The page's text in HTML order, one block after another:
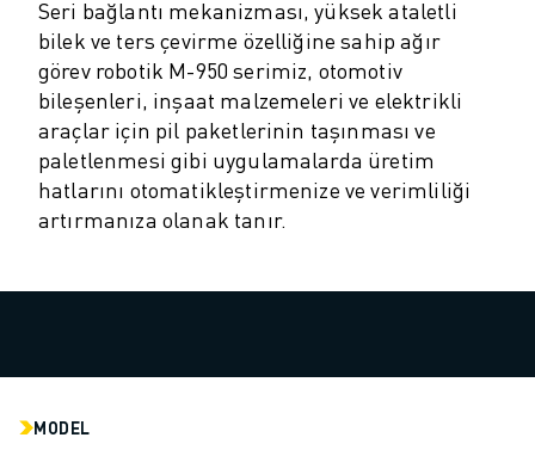
ROBOSHOT TOPLAM SAHIP OLMA MALIYETI
TEL EROZYON MAKINELERI
ROBOCUT TEL EROZYON MAKINELERI
ROBOCUT DONANIM
ROBOCUT YAZILIMI
ROBOCUT ÖNLEYICI BAKIM
ROBOCUT SÜRDÜRÜLEBILIRLIK
VAKA ÇALIŞMALARI
ENDÜSTRILER
Seri bağlantı mekanizması, yüksek ataletli
bilek ve ters çevirme özelliğine sahip ağır
görev robotik M-950 serimiz, otomotiv
bileşenleri, inşaat malzemeleri ve elektrikli
araçlar için pil paketlerinin taşınması ve
paletlenmesi gibi uygulamalarda üretim
hatlarını otomatikleştirmenize ve verimliliği
artırmanıza olanak tanır.
MODEL